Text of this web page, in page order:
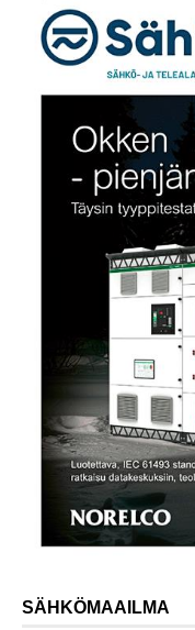
SÄHKÖMAAILMA